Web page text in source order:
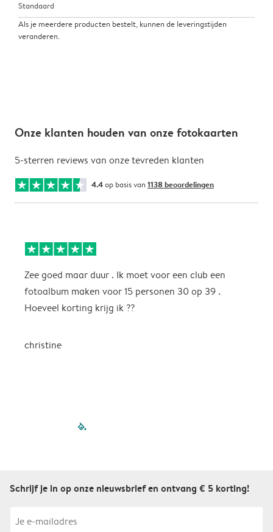
Standaard
Als je meerdere producten bestelt, kunnen de leveringstijden
veranderen.
Onze klanten houden van onze fotokaarten
5-sterren reviews van onze tevreden klanten
4.4op basis van 1138 beoordelingen
Zee goed maar duur . Ik moet voor een club een
fotoalbum maken voor 15 personen 30 op 39 .
Hoeveel korting krijg ik ??
christine
filled-pagination
Schrijf je in op onze nieuwsbrief en ontvang € 5 korting!